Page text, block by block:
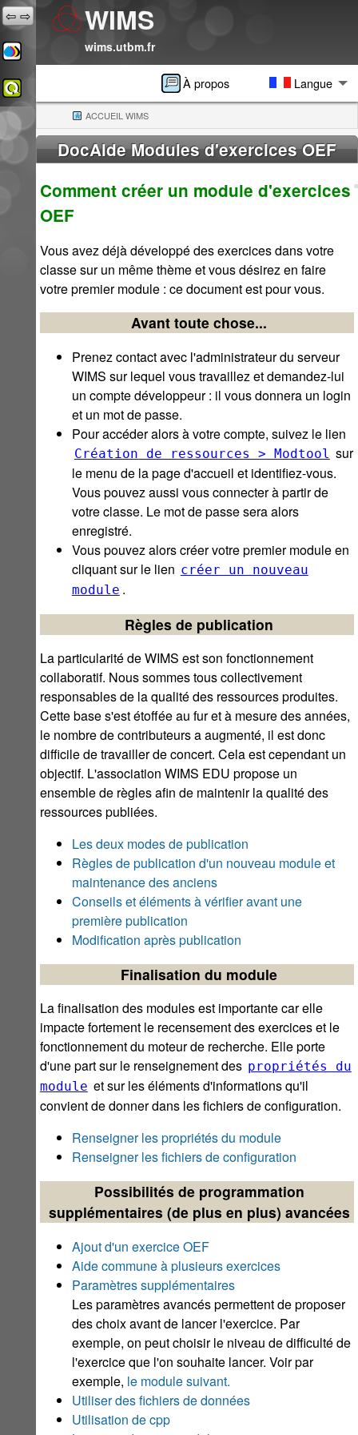
WIMS
wims.utbm.fr
À propos Langue
ACCUEIL WIMS
DocAide Modules d'exercices OEF
Comment créer un module d'exercices
OEF
Vous avez déjà développé des exercices dans votre
classe sur un même thème et vous désirez en faire
votre premier module : ce document est pour vous.
Avant toute chose...
Prenez contact avec l'administrateur du serveur
WIMS sur lequel vous travaillez et demandez-lui
un compte développeur : il vous donnera un login
et un mot de passe.
Pour accéder alors à votre compte, suivez le lien
Création de ressources > Modtool sur
le menu de la page d'accueil et identifiez-vous.
Vous pouvez aussi vous connecter à partir de
votre classe. Le mot de passe sera alors
enregistré.
Vous pouvez alors créer votre premier module en
cliquant sur le lien créer un nouveau
module .
Règles de publication
La particularité de WIMS est son fonctionnement
collaboratif. Nous sommes tous collectivement
responsables de la qualité des ressources produites.
Cette base s'est étoffée au fur et à mesure des années,
le nombre de contributeurs a augmenté, il est donc
difficile de travailler de concert. Cela est cependant un
objectif. L'association WIMS EDU propose un
ensemble de règles afin de maintenir la qualité des
ressources publiées.
Les deux modes de publication
Règles de publication d'un nouveau module et
maintenance des anciens
Conseils et éléments à vérifier avant une
première publication
Modification après publication
Finalisation du module
La finalisation des modules est importante car elle
impacte fortement le recensement des exercices et le
fonctionnement du moteur de recherche. Elle porte
d'une part sur le renseignement des propriétés du
module et sur les éléments d'informations qu'il
convient de donner dans les fichiers de configuration.
Renseigner les propriétés du module
Renseigner les fichiers de configuration
Possibilités de programmation
supplémentaires (de plus en plus) avancées
Ajout d'un exercice OEF
Aide commune à plusieurs exercices
Paramètres supplémentaires
Les paramètres avancés permettent de proposer
des choix avant de lancer l'exercice. Par
exemple, on peut choisir le niveau de difficulté de
l'exercice que l'on souhaite lancer. Voir par
exemple, le module suivant.
Utiliser des fichiers de données
Utilisation de cpp
⇦⇨